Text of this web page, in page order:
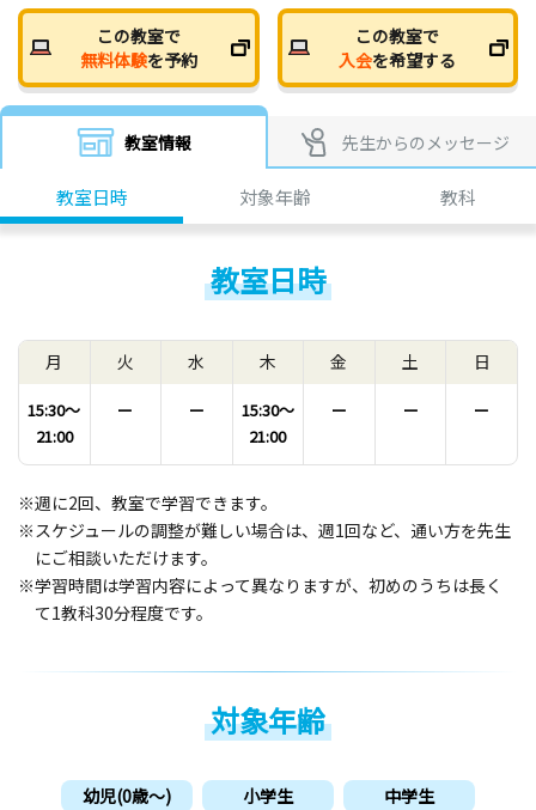
この教室で
無料体験を予約
この教室で
入会を希望する
教室情報 先生からのメッセージ
教室日時 対象年齢 教科
教室日時
月
15:30〜
21:00
火
ー
水
ー
木
15:30〜
21:00
金
ー
土
ー
日
ー
※週に2回、教室で学習できます。
※スケジュールの調整が難しい場合は、週1回など、通い方を先生
にご相談いただけます。
※学習時間は学習内容によって異なりますが、初めのうちは長く
て1教科30分程度です。
対象年齢
幼児(0歳〜) 小学生
中学生